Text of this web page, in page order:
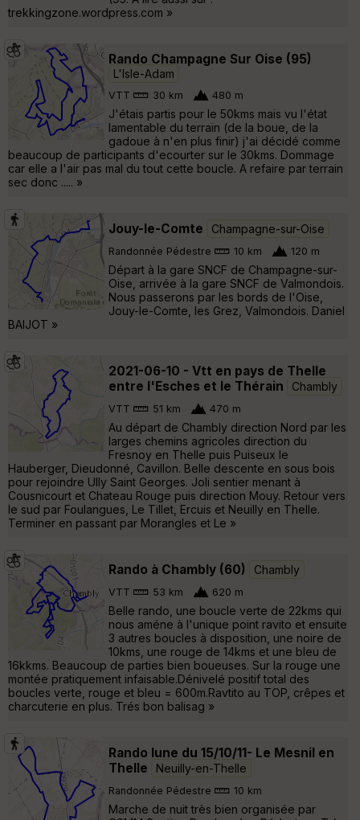
trekkingzone.wordpress.com »
Rando Champagne Sur Oise (95)
L'Isle-Adam
VTT 30 km 480 m
J'étais partis pour le 50kms mais vu l'état
lamentable du terrain (de la boue, de la
gadoue à n'en plus finir) j'ai décidé comme
beaucoup de participants d'ecourter sur le 30kms. Dommage
car elle a l'air pas mal du tout cette boucle. A refaire par terrain
sec donc ..... »
Jouy-le-Comte Champagne-sur-Oise
Randonnée Pédestre 10 km 120 m
Départ à la gare SNCF de Champagne-sur-
Oise, arrivée à la gare SNCF de Valmondois.
Nous passerons par les bords de l'Oise,
Jouy-le-Comte, les Grez, Valmondois. Daniel
BAIJOT »
2021-06-10 - Vtt en pays de Thelle
entre l'Esches et le Thérain
Chambly
VTT 51 km 470 m
Au départ de Chambly direction Nord par les
larges chemins agricoles direction du
Fresnoy en Thelle puis Puiseux le
Hauberger, Dieudonné, Cavillon. Belle descente en sous bois
pour rejoindre Ully Saint Georges. Joli sentier menant à
Cousnicourt et Chateau Rouge puis direction Mouy. Retour vers
le sud par Foulangues, Le Tillet, Ercuis et Neuilly en Thelle.
Terminer en passant par Morangles et Le »
Rando à Chambly (60) Chambly
VTT 53 km 620 m
Belle rando, une boucle verte de 22kms qui
nous améne à l'unique point ravito et ensuite
3 autres boucles à disposition, une noire de
10kms, une rouge de 14kms et une bleu de
16kkms. Beaucoup de parties bien boueuses. Sur la rouge une
montée pratiquement infaisable.Dénivelé positif total des
boucles verte, rouge et bleu = 600m.Ravtito au TOP, crêpes et
charcuterie en plus. Trés bon balisag »
Rando lune du 15/10/11- Le Mesnil en
Thelle
Neuilly-en-Thelle
Randonnée Pédestre 10 km
Marche de nuit très bien organisée par